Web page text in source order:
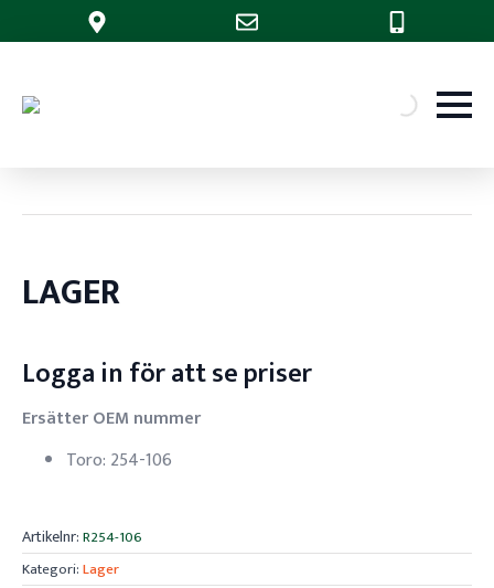
LAGER
Logga in för att se priser
Ersätter OEM nummer
Toro: 254-106
Artikelnr:R254-106
Kategori:Lager